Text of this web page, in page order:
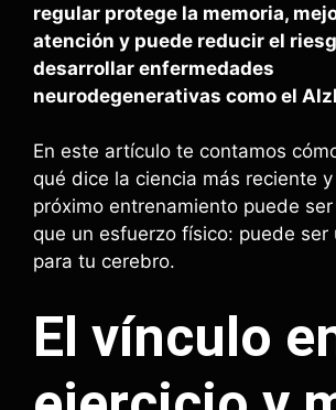
regular protege la memoria,
atención y puede reducir el
desarrollar enfermedades
neurodegenerativas como el
En este artículo te contamos
qué dice la ciencia más reciente
próximo entrenamiento puede
que un esfuerzo físico: puede ser
para tu cerebro.
El vínculo